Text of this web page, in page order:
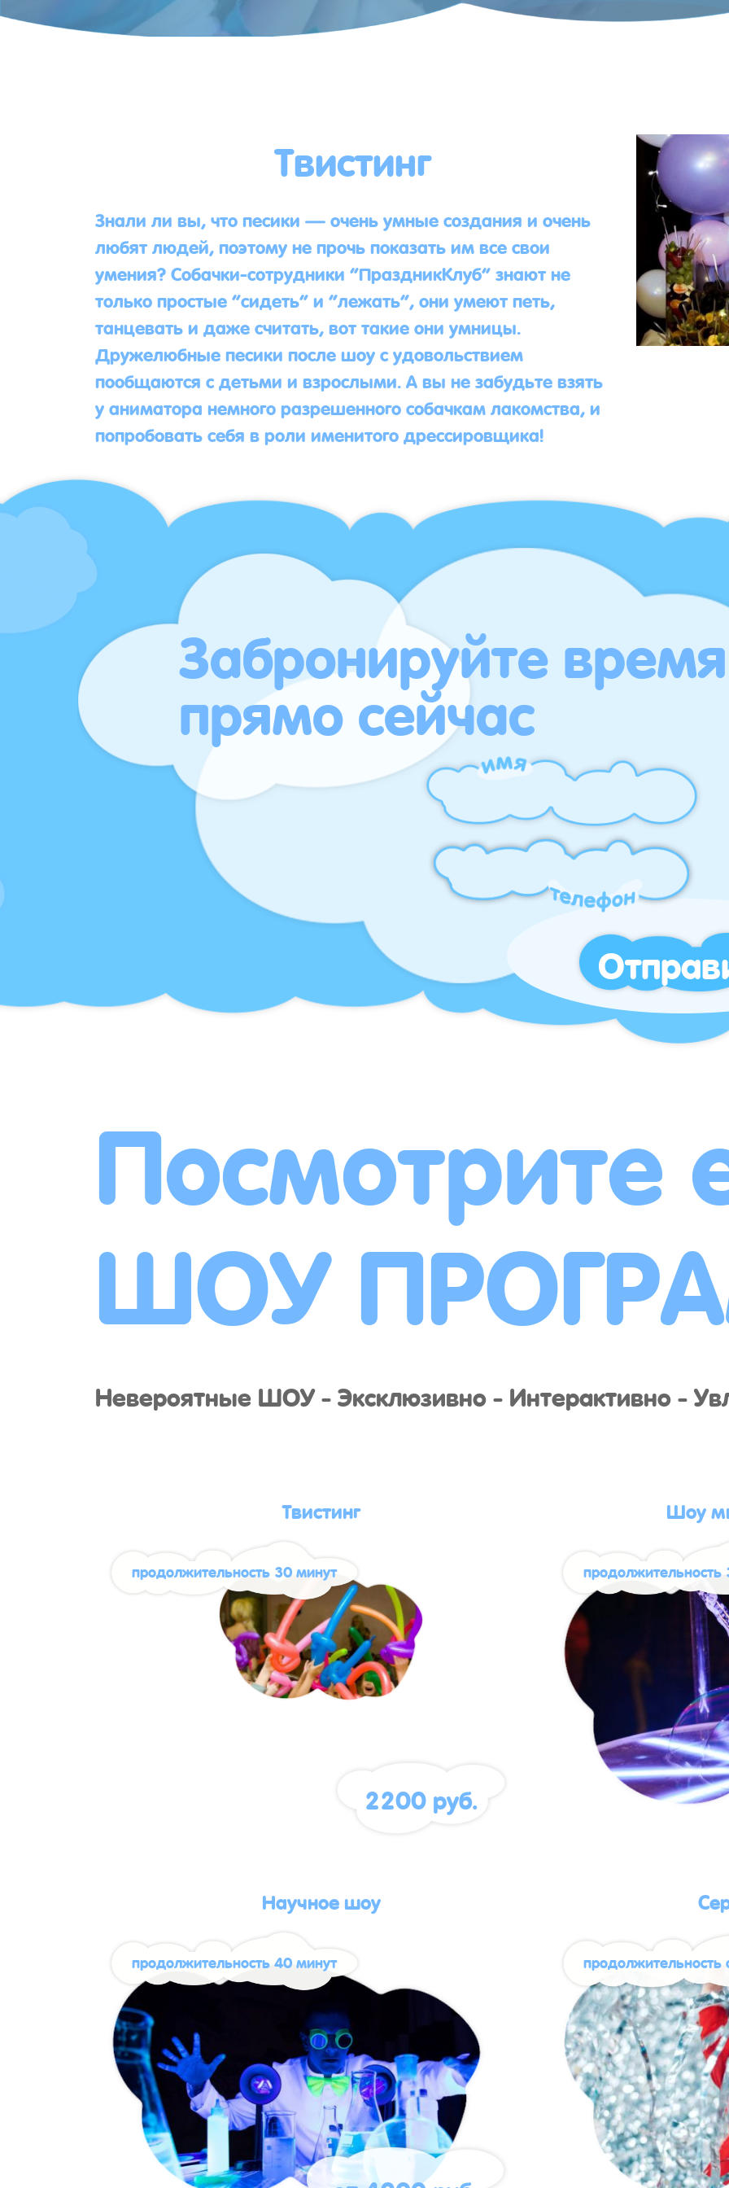
Твистинг
Знали ли вы, что песики — очень умные создания и очень
любят людей, поэтому не прочь показать им все свои
умения? Собачки-сотрудники “ПраздникКлуб” знают не
только простые “сидеть” и “лежать”, они умеют петь,
танцевать и даже считать, вот такие они умницы.
Дружелюбные песики после шоу с удовольствием
пообщаются с детьми и взрослыми. А вы не забудьте взять
у аниматора немного разрешенного собачкам лакомства, и
попробовать себя в роли именитого дрессировщика!
Забронируйте время
прямо сейчас
ШОУ
Невероятные ШОУ - Эксклюзивно - Интерактивно -
Твистинг
продолжительность 30 минут
2200 руб.
Шоу
Научное шоу
продолжительность 40 минут продолжительность